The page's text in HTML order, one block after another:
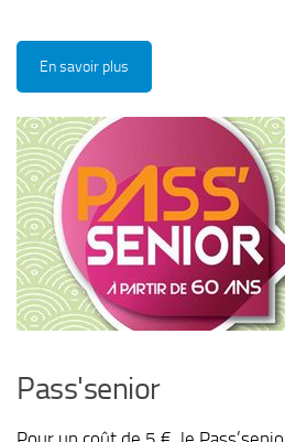
En savoir plus
Pass'senior